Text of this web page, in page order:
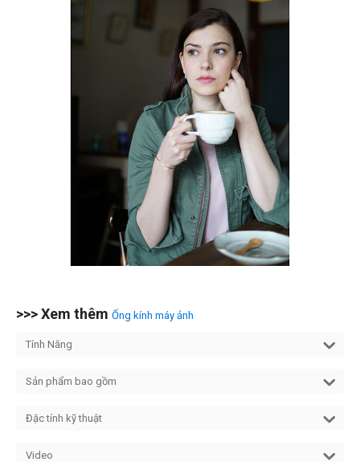
>>> Xem thêm Ống kính máy ảnh
Tính Năng
Sản phẩm bao gồm
Đặc tính kỹ thuật
Video